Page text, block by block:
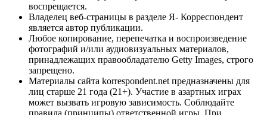
воспрещается.
Владелец веб-страницы в разделе Я- Корреспондент
является автор публикации.
Любое копирование, перепечатка и воспроизведение
фотографий и/или аудиовизуальных материалов,
принадлежащих правообладателю Getty Images, строго
запрещено.
Материалы сайта korrespondent.net предназначены для
лиц старше 21 года (21+). Участие в азартных играх
может вызвать игровую зависимость. Соблюдайте
правила (принципы) ответственной игры. При